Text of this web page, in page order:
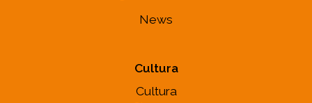
News
Cultura
Cultura